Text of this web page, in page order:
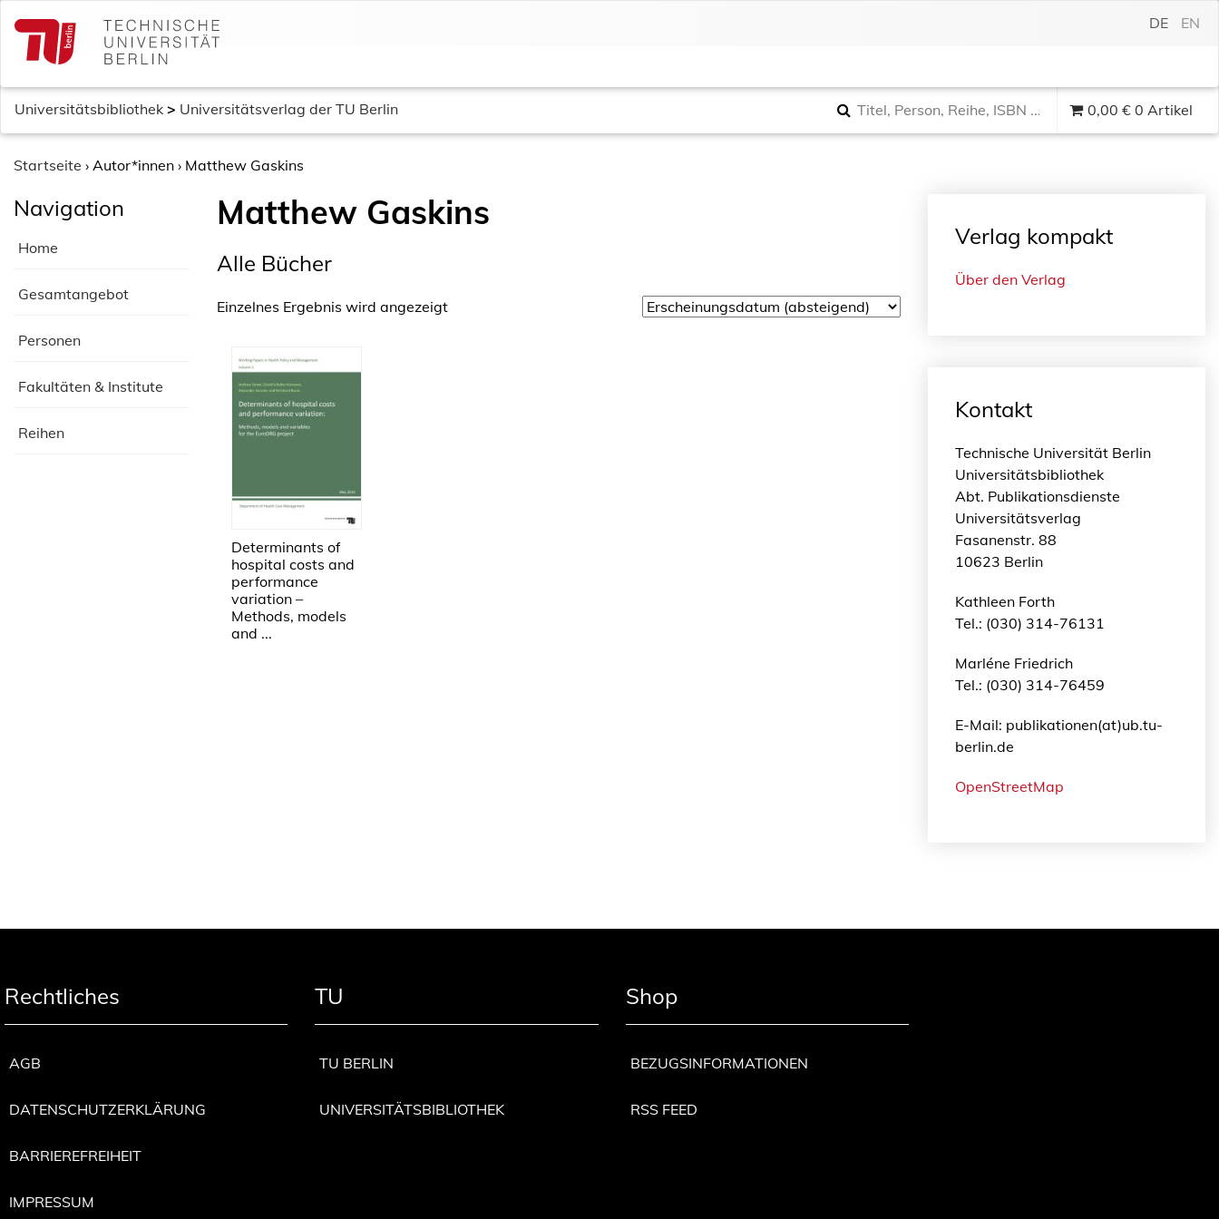
c
DE EN
Universitätsbibliothek > Universitätsverlag der TU Berlin 0,00 € 0 Artikel
Startseite › Autor*innen › Matthew Gaskins
Navigation
Home
Gesamtangebot
Personen
Fakultäten & Institute
Reihen
Matthew Gaskins
Alle Bücher
Einzelnes Ergebnis wird angezeigt
Determinants of
hospital costs and
performance
variation –
Methods, models
and ...
Verlag kompakt
Über den Verlag
Kontakt
Technische Universität Berlin
Universitätsbibliothek
Abt. Publikationsdienste
Universitätsverlag
Fasanenstr. 88
10623 Berlin
Kathleen Forth
Tel.: (030) 314-76131
Marléne Friedrich
Tel.: (030) 314-76459
E-Mail: publikationen(at)ub.tu-
berlin.de
OpenStreetMap
Rechtliches
AGB
DATENSCHUTZERKLÄRUNG
BARRIEREFREIHEIT
IMPRESSUM
TU
TU BERLIN
UNIVERSITÄTSBIBLIOTHEK
Shop
BEZUGSINFORMATIONEN
RSS FEED